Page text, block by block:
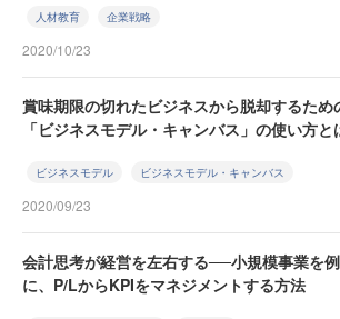
人材教育 企業戦略
2020/10/23
賞味期限の切れたビジネスから脱却するため
「ビジネスモデル・キャンバス」の使い方と
ビジネスモデル ビジネスモデル・キャンバス
2020/09/23
会計思考が経営を左右する──小規模事業を例
に、P/LからKPIをマネジメントする方法